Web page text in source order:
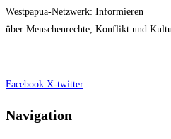
Westpapua-Netzwerk: Informieren
über Menschenrechte, Konflikt und
Facebook X-twitter
Navigation